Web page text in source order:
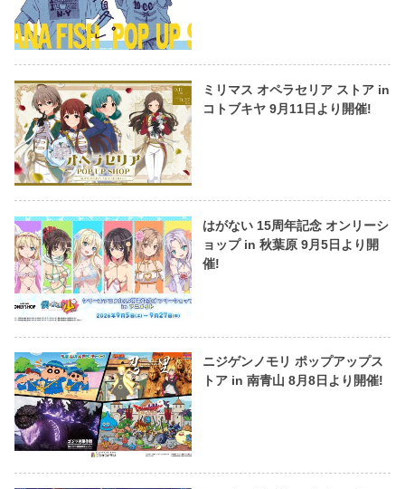
ミリマス オペラセリア ストア in
コトブキヤ 9月11日より開催!
はがない 15周年記念 オンリーシ
ョップ in 秋葉原 9月5日より開
催!
ニジゲンノモリ ポップアップス
トア in 南青山 8月8日より開催!